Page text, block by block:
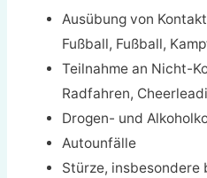
Ausübung von
Fußball, Fußball,
Teilnahme an Nicht-
Radfahren,
Drogen- und
Autounfälle
Stürze, insbesondere